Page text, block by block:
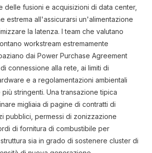
delle fusioni e acquisizioni di data center,
estrema all'assicurarsi un'alimentazione
la latenza. I team che valutano
workstream estremamente
dai Power Purchase Agreement
connessione alla rete, ai limiti di
e a regolamentazioni ambientali
stringenti. Una transazione tipica
migliaia di pagine di contratti di
pubblici, permessi di zonizzazione
di fornitura di combustibile per
sia in grado di sostenere cluster di